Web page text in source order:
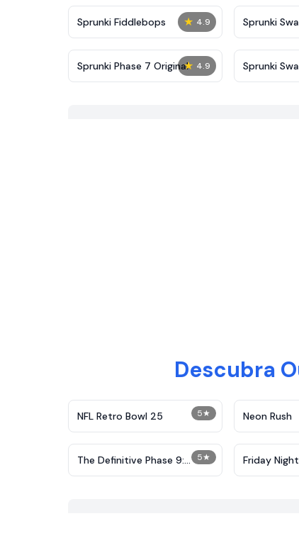
★ 4.9
Sprunki Fiddlebops Sprunki
★ 4.9
Sprunki Phase 7 Original Sprunki
Descubra
5★
NFL Retro Bowl 25 Neon Rush
5★
The Definitive Phase 9:
Demolition
Friday